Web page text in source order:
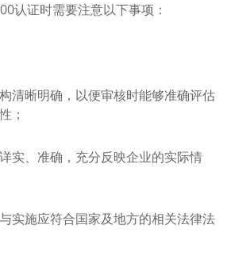
认证时需要注意以下事项：
清晰明确，以便审核时能够准确评估
；
实、准确，充分反映企业的实际情
实施应符合国家及地方的相关法律法